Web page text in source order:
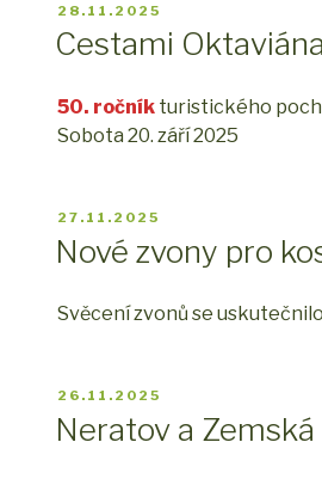
PUBLIKOVÁNO
28.11.2025
Cestami
50. ročník turistického
Sobota 20. září 2025
PUBLIKOVÁNO
27.11.2025
Nové zvony pro
Svěcení zvonů se
PUBLIKOVÁNO
26.11.2025
Neratov a Zemská